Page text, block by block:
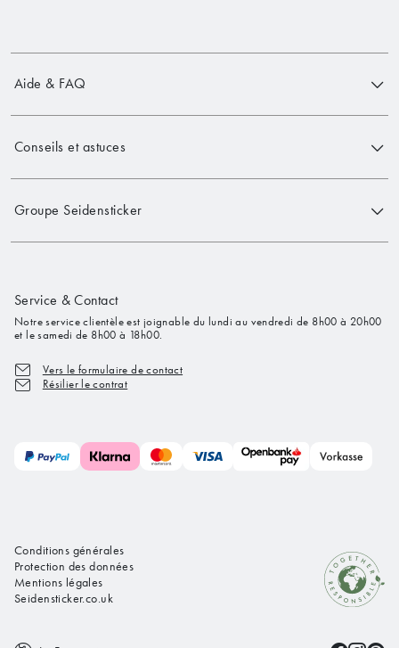
Aide & FAQ
Conseils et astuces
Groupe Seidensticker
Service & Contact
Notre service clientèle est joignable du lundi au vendredi de 8h00 à 20h00
et le samedi de 8h00 à 18h00.
Vers le formulaire de contact
Résilier le contrat
Conditions générales
Protection des données
Mentions légales
Seidensticker.co.uk